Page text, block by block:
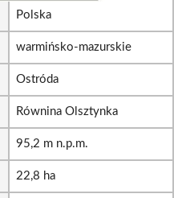
Polska
warmińsko-mazurskie
Ostróda
Równina Olsztynka
95,2 m n.p.m.
22,8 ha